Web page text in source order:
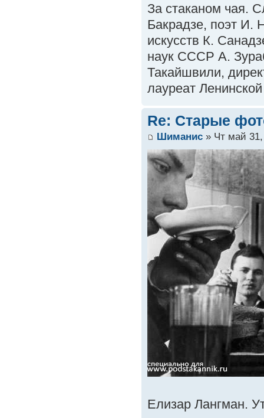
За стаканом чая.
Бакрадзе, поэт И.
искусств К.
наук СССР А.
Такайшвили,
лауреат
Re: Старые
Шиманис » Чт май
Елизар Лангман.